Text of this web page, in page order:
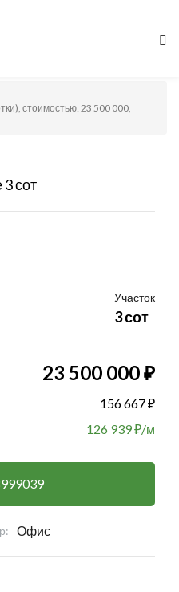
стоимостью: 23 500 000,
3 сот
Участок
3 сот
23 500 000 ₽
156 667 ₽
126 939₽/м
Офис